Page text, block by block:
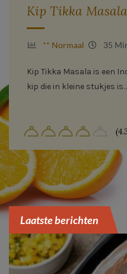
Kip Tikka Masala
** Normaal 35
Kip Tikka Masala is een
kip die in kleine stukjes is…
Laatste berichten